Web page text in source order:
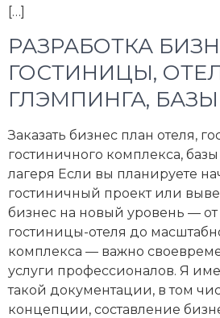
[…]
РАЗРАБОТКА
ГОСТИНИЦЫ,
ГЛЭМПИНГА,
Заказать бизнес план отеля,
гостиничного комплекса,
лагеря Если вы планируете
гостиничный проект или
бизнес на новый уровень —
гостиницы-отеля до
комплекса — важно
услуги профессионалов. Я
такой документации, в том
концепции, составление